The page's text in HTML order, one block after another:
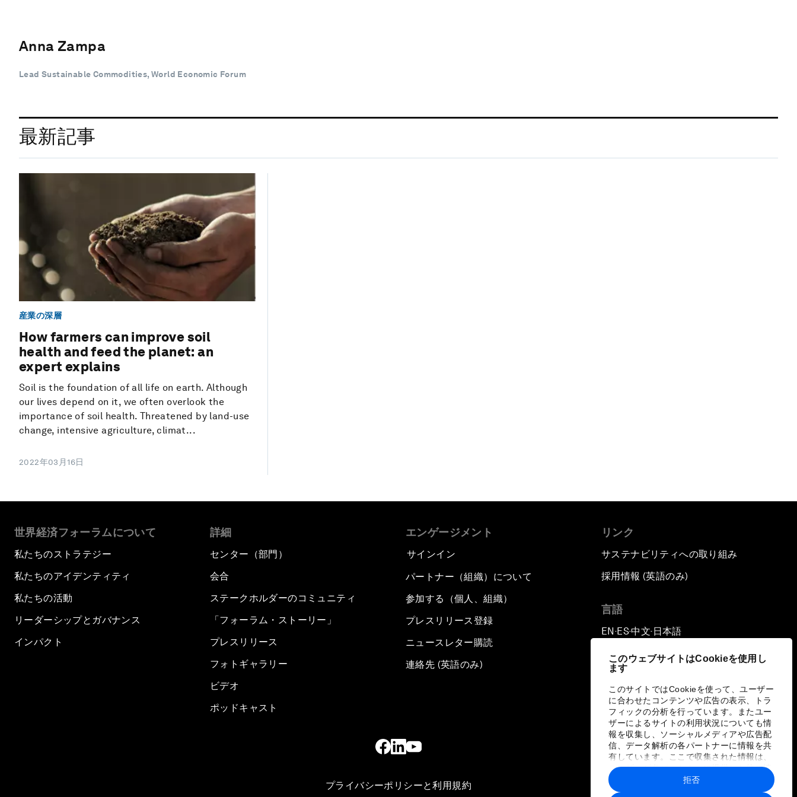
このウェブサイトはCookieを使用し
ます
このサイトではCookieを使って、ユーザー
に合わせたコンテンツや広告の表示、トラ
フィックの分析を行っています。またユー
ザーによるサイトの利用状況についても情
報を収集し、ソーシャルメディアや広告配
信、データ解析の各パートナーに情報を共
有しています。ここで収集された情報は、
ユーザーが各パートナーに提供した他の情
報や各パートナーのサービスを使用した際
に収集された情報と組み合わされ、各パー
拒否
Anna Zampa
Lead Sustainable Commodities, World Economic Forum
最新記事
産業の深層
How farmers can improve soil
health and feed the planet: an
expert explains
Soil is the foundation of all life on earth. Although
our lives depend on it, we often overlook the
importance of soil health. Threatened by land-use
change, intensive agriculture, climat...
2022年03月16日
世界経済フォーラムについて
私たちのストラテジー
私たちのアイデンティティ
私たちの活動
リーダーシップとガバナンス
インパクト
詳細
センター（部門）
会合
ステークホルダーのコミュニティ
「フォーラム・ストーリー」
プレスリリース
フォトギャラリー
ビデオ
ポッドキャスト
エンゲージメント
サインイン
パートナー（組織）について
参加する（個人、組織）
プレスリリース登録
ニュースレター購読
連絡先 (英語のみ)
リンク
サステナビリティへの取り組み
採用情報 (英語のみ)
言語
EN ▪ ES▪中文▪ 日本語
プライバシーポリシーと利用規約